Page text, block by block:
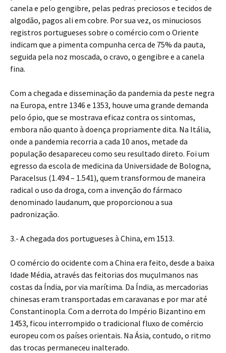
canela e pelo gengibre, pelas pedras preciosos e tecidos de
algodão, pagos ali em cobre. Por sua vez, os minuciosos
registros portugueses sobre o comércio com o Oriente
indicam que a pimenta compunha cerca de 75% da pauta,
seguida pela noz moscada, o cravo, o gengibre e a canela
fina.
Com a chegada e disseminação da pandemia da peste negra
na Europa, entre 1346 e 1353, houve uma grande demanda
pelo ópio, que se mostrava eficaz contra os sintomas,
embora não quanto à doença propriamente dita. Na Itália,
onde a pandemia recorria a cada 10 anos, metade da
população desapareceu como seu resultado direto. Foi um
egresso da escola de medicina da Universidade de Bologna,
Paracelsus (1.494 – 1.541), quem transformou de maneira
radical o uso da droga, com a invenção do fármaco
denominado laudanum, que proporcionou a sua
padronização.
3.- A chegada dos portugueses à China, em 1513.
O comércio do ocidente com a China era feito, desde a baixa
Idade Média, através das feitorias dos muçulmanos nas
costas da Índia, por via marítima. Da Índia, as mercadorias
chinesas eram transportadas em caravanas e por mar até
Constantinopla. Com a derrota do Império Bizantino em
1453, ficou interrompido o tradicional fluxo de comércio
europeu com os países orientais. Na Ásia, contudo, o ritmo
das trocas permaneceu inalterado.